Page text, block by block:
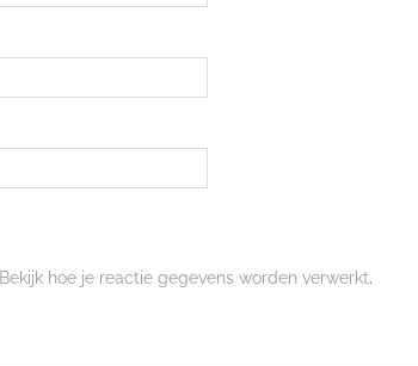
Bekijk hoe je reactie gegevens worden verwerkt.